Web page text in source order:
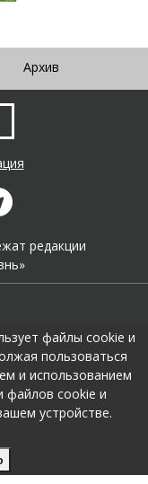
Архив
редакции
технологии
соглашаетесь с их
Production
файлы cookie и
пользоваться
и использованием
файлов cookie и
устройстве.